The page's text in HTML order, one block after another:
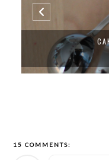
15 COMMENTS: